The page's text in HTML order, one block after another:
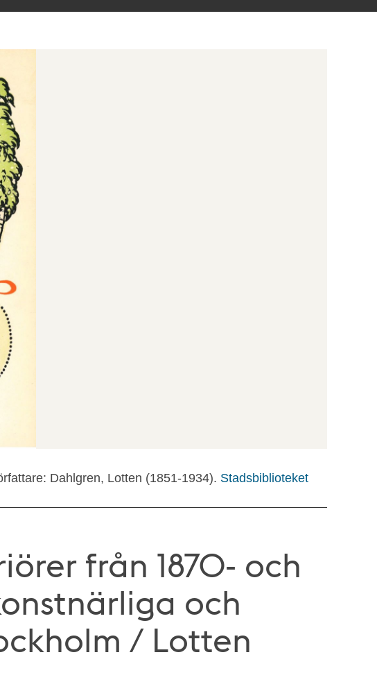
Dahlgren, Lotten (1851-1934). Stadsbiblioteket
från 1870- och
och
/ Lotten